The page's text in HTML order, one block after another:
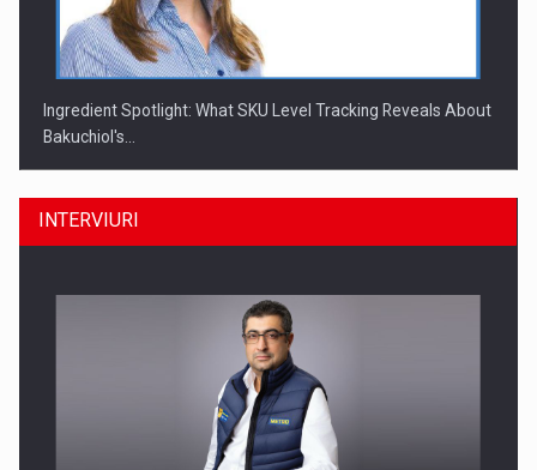
Ingredient Spotlight: What SKU Level Tracking Reveals About
Bakuchiol's…
Producatorii si comerciantii care nu se supun noilor
INTERVIURI